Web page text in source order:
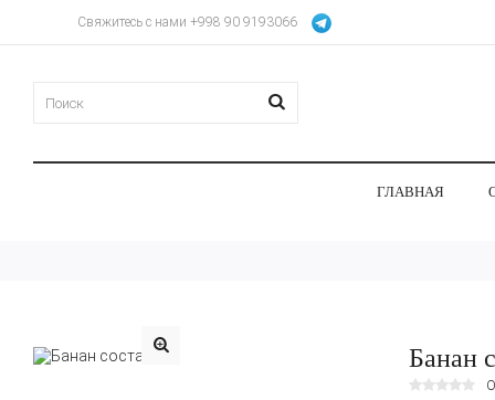
Свяжитесь с нами +998 90 9193066
ГЛАВНАЯ
Банан